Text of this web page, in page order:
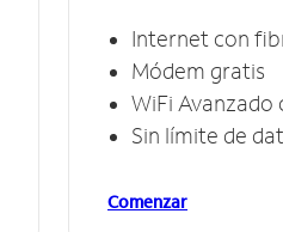
Internet con
Módem gratis
WiFi Avanzado
Sin límite de
Comenzar